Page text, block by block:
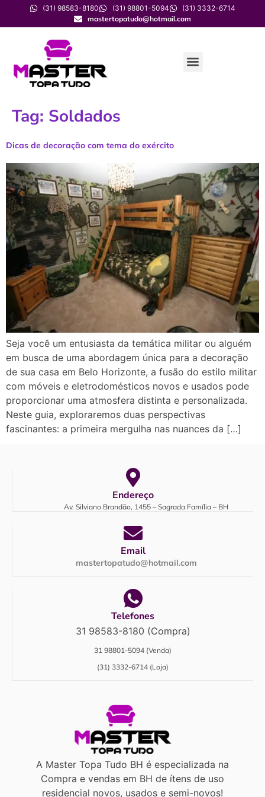
(31) 98583-8180 (31) 98801-5094
(31) 3332-6714
mastertopatudo@hotmail.com
Tag: Soldados
Dicas de decoração com tema do exército
Seja você um entusiasta da temática militar ou alguém
em busca de uma abordagem única para a decoração
de sua casa em Belo Horizonte, a fusão do estilo militar
com móveis e eletrodomésticos novos e usados pode
proporcionar uma atmosfera distinta e personalizada.
Neste guia, exploraremos duas perspectivas
fascinantes: a primeira mergulha nas nuances da […]
Endereço
Av. Silviano Brandão, 1455 – Sagrada Família – BH
Email
mastertopatudo@hotmail.com
Telefones
31 98583-8180 (Compra)
31 98801-5094 (Venda)
(31) 3332-6714 (Loja)
A Master Topa Tudo BH é especializada na
Compra e vendas em BH de ítens de uso
residencial novos, usados e semi-novos!